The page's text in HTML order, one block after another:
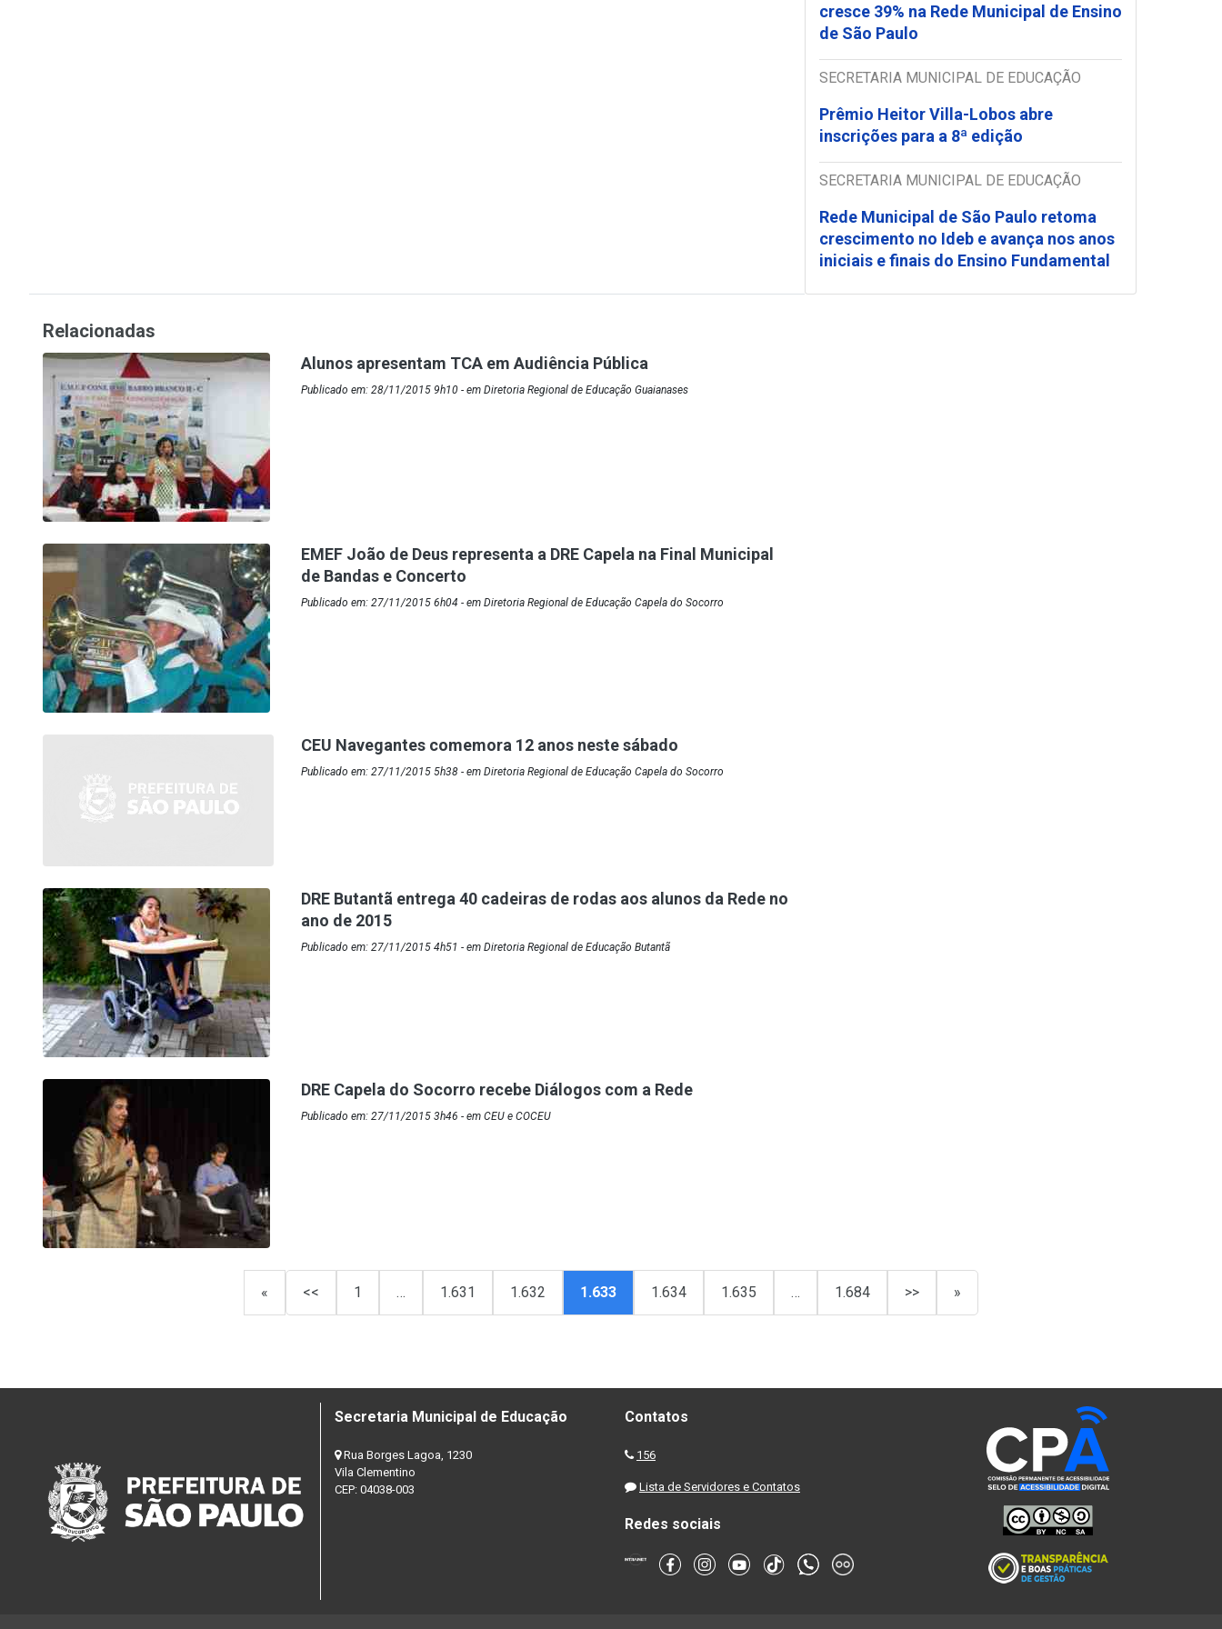
cresce 39% na Rede Municipal de Ensino
de São Paulo
SECRETARIA MUNICIPAL DE EDUCAÇÃO
Prêmio Heitor Villa-Lobos abre
inscrições para a 8ª edição
SECRETARIA MUNICIPAL DE EDUCAÇÃO
Rede Municipal de São Paulo retoma
crescimento no Ideb e avança nos anos
iniciais e finais do Ensino Fundamental
Relacionadas
Alunos apresentam TCA em Audiência Pública
Publicado em: 28/11/2015 9h10 - em Diretoria Regional de Educação Guaianases
EMEF João de Deus representa a DRE Capela na Final Municipal
de Bandas e Concerto
Publicado em: 27/11/2015 6h04 - em Diretoria Regional de Educação Capela do Socorro
CEU Navegantes comemora 12 anos neste sábado
Publicado em: 27/11/2015 5h38 - em Diretoria Regional de Educação Capela do Socorro
DRE Butantã entrega 40 cadeiras de rodas aos alunos da Rede no
ano de 2015
Publicado em: 27/11/2015 4h51 - em Diretoria Regional de Educação Butantã
DRE Capela do Socorro recebe Diálogos com a Rede
Publicado em: 27/11/2015 3h46 - em CEU e COCEU
« << 1 … 1.631 1.632 1.633 1.634 1.635 … 1.684 >> »
Secretaria Municipal de Educação
Rua Borges Lagoa, 1230
Vila Clementino
CEP: 04038-003
Contatos
156
Lista de Servidores e Contatos
Redes sociais